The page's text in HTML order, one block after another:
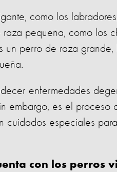
como los
pequeña, como los
un perro de raza
enfermedades
embargo, es el proceso
cuidados especiales
con los perros